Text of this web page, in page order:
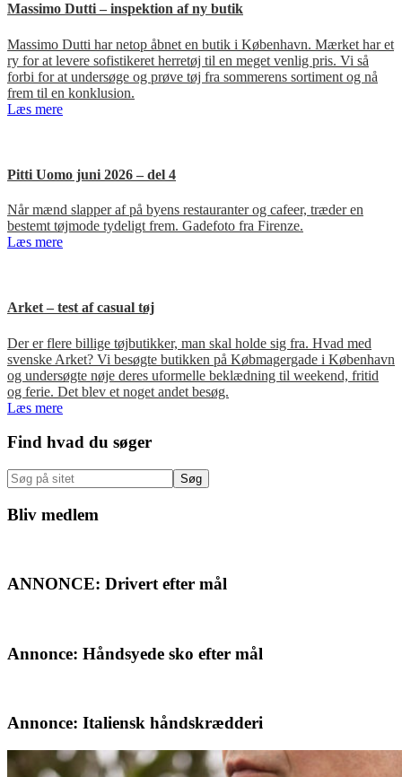
Massimo Dutti – inspektion af ny butik
Massimo Dutti har netop åbnet en butik i København. Mærket har et
ry for at levere sofistikeret herretøj til en meget venlig pris. Vi så
forbi for at undersøge og prøve tøj fra sommerens sortiment og nå
frem til en konklusion.
Læs mere
Pitti Uomo juni 2026 – del 4
Når mænd slapper af på byens restauranter og cafeer, træder en
bestemt tøjmode tydeligt frem. Gadefoto fra Firenze.
Læs mere
Arket – test af casual tøj
Der er flere billige tøjbutikker, man skal holde sig fra. Hvad med
svenske Arket? Vi besøgte butikken på Købmagergade i København
og undersøgte nøje deres uformelle beklædning til weekend, fritid
og ferie. Det blev et noget andet besøg.
Læs mere
Primær
Sidebar
Find hvad du søger
Søg
på
sitet
Bliv medlem
ANNONCE: Drivert efter mål
Annonce: Håndsyede sko efter mål
Annonce: Italiensk håndskrædderi